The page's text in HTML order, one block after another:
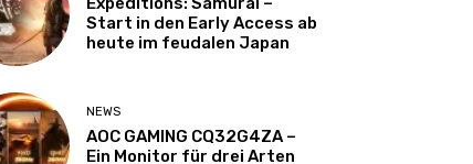
Start in den Early Access ab
heute im feudalen Japan
NEWS
AOC GAMING CQ32G4ZA –
Ein Monitor für drei Arten